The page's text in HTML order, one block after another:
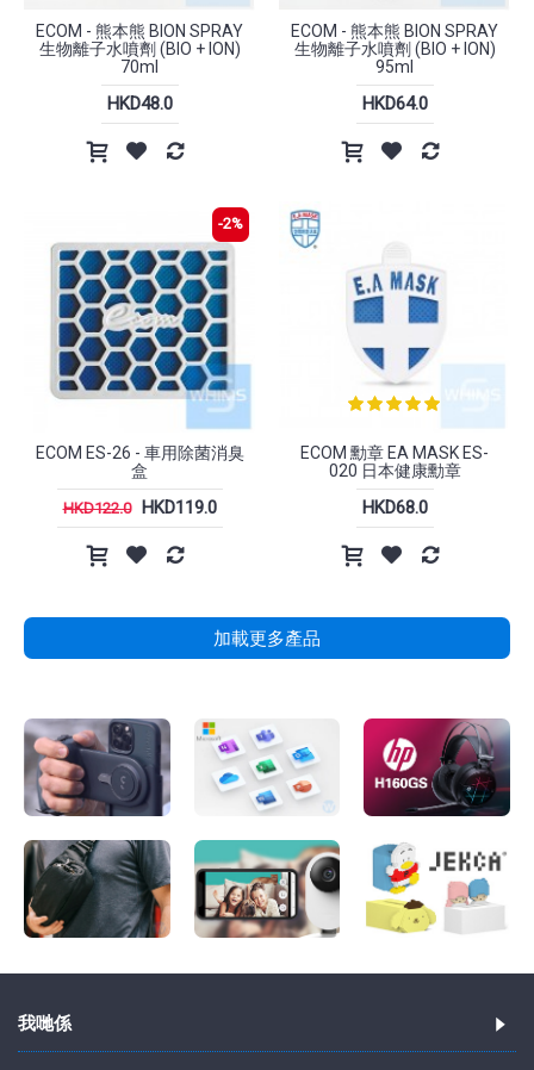
ECOM - 熊本熊 BION SPRAY
生物離子水噴劑 (BIO + ION)
70ml
HKD48.0
ECOM - 熊本熊 BION SPRAY
生物離子水噴劑 (BIO + ION)
95ml
HKD64.0
-2%
ECOM ES-26 - 車用除菌消臭
盒
HKD122.0 HKD119.0
ECOM 勳章 EA MASK ES-
020 日本健康勳章
HKD68.0
加載更多產品
我哋係